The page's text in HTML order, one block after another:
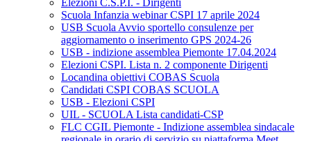
Elezioni C.S.P.I. - Dirigenti
Scuola Infanzia webinar CSPI 17 aprile 2024
USB Scuola Avvio sportello consulenze per
aggiornamento o inserimento GPS 2024-26
USB - indizione assemblea Piemonte 17.04.2024
Elezioni CSPI. Lista n. 2 componente Dirigenti
Locandina obiettivi COBAS Scuola
Candidati CSPI COBAS SCUOLA
USB - Elezioni CSPI
UIL - SCUOLA Lista candidati-CSP
FLC CGIL Piemonte - Indizione assemblea sindacale